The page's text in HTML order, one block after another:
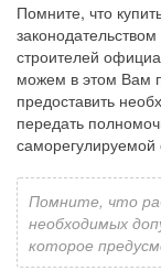
Помните, что
строителей
можем в этом Вам
предоставить
передать
саморегулируемой
Помните, что
необходимых
которое